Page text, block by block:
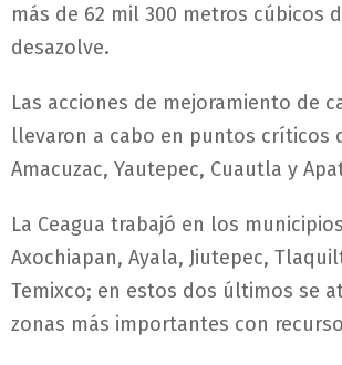
más de 62 mil 300 metros cúbicos
desazolve.
Las acciones de mejoramiento de
llevaron a cabo en puntos críticos
Amacuzac, Yautepec, Cuautla y
La Ceagua trabajó en los
Axochiapan, Ayala, Jiutepec,
Temixco; en estos dos últimos se
zonas más importantes con